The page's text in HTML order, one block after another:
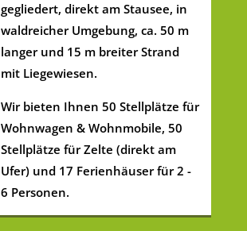
gegliedert, direkt am Stausee, in
waldreicher Umgebung, ca. 50 m
langer und 15 m breiter Strand
mit Liegewiesen.
Wir bieten Ihnen 50 Stellplätze für
Wohnwagen & Wohnmobile, 50
Stellplätze für Zelte (direkt am
Ufer) und 17 Ferienhäuser für 2 -
6 Personen.